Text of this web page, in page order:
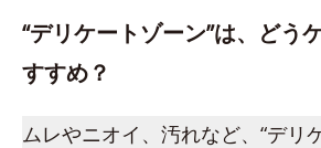
“デリケートゾーン”は、どう
すすめ？
ムレやニオイ、汚れなど、“デリ